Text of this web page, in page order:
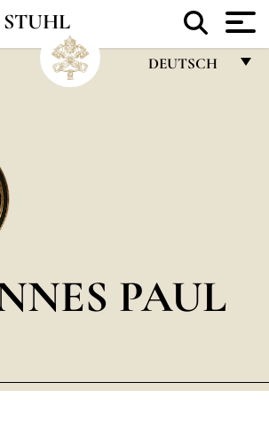
DEUTSCH
POLSKI
PAUL